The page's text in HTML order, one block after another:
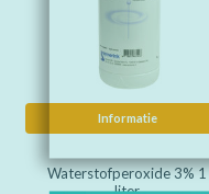
Informatie
Waterstofperoxide 3% 1
liter